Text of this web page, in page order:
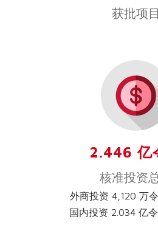
获批项目
2.446 亿
核准投资
外商投资 4,120 万
国内投资 2.034 亿